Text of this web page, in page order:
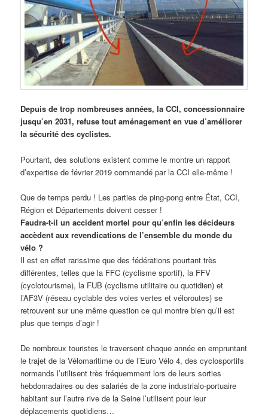
Depuis de trop nombreuses années, la CCI, concessionnaire
jusqu’en 2031, refuse tout aménagement en vue d’améliorer
la sécurité des cyclistes.
Pourtant, des solutions existent comme le montre un rapport
d’expertise de février 2019 commandé par la CCI elle-même !
Que de temps perdu ! Les parties de ping-pong entre État, CCI,
Région et Départements doivent cesser !
Faudra-t-il un accident mortel pour qu’enfin les décideurs
accèdent aux revendications de l’ensemble du monde du
vélo ?
Il est en effet rarissime que des fédérations pourtant très
différentes, telles que la FFC (cyclisme sportif), la FFV
(cyclotourisme), la FUB (cyclisme utilitaire ou quotidien) et
l’AF3V (réseau cyclable des voies vertes et véloroutes) se
retrouvent sur une même question ce qui montre bien qu’il est
plus que temps d’agir !
De nombreux touristes le traversent chaque année en empruntant
le trajet de la Vélomaritime ou de l’Euro Vélo 4, des cyclosportifs
normands l’utilisent très fréquemment lors de leurs sorties
hebdomadaires ou des salariés de la zone industrialo-portuaire
habitant sur l’autre rive de la Seine l’utilisent pour leur
déplacements quotidiens…